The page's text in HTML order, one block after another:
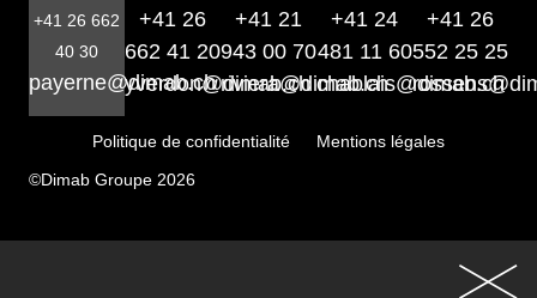
+41 26 662
40 30
payerne@dimab.ch
+41 26
662 41 20
yverdon@dimab.ch
+41 21
943 00 70
riviera@dimab.ch
+41 24
481 11 60
chablais@dimab.ch
+41 26
552 25 25
Politique de confidentialité
Mentions légales
©Dimab Groupe 2026